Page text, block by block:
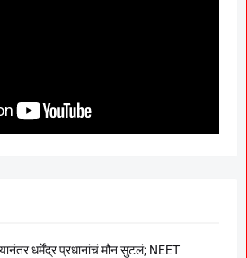
धर्मेंद्र प्रधानांचं मौन सुटलं; NEET